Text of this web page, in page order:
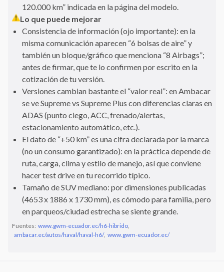
120.000 km” indicada en la página del modelo.
Lo que puede mejorar
Consistencia de información (ojo importante): en la
misma comunicación aparecen “6 bolsas de aire” y
también un bloque/gráfico que menciona “8 Airbags”;
antes de firmar, que te lo confirmen por escrito en la
cotización de tu versión.
Versiones cambian bastante el “valor real”: en Ambacar
se ve Supreme vs Supreme Plus con diferencias claras en
ADAS (punto ciego, ACC, frenado/alertas,
estacionamiento automático, etc.).
El dato de “+50 km” es una cifra declarada por la marca
(no un consumo garantizado): en la práctica depende de
ruta, carga, clima y estilo de manejo, así que conviene
hacer test drive en tu recorrido típico.
Tamaño de SUV mediano: por dimensiones publicadas
(4653 x 1886 x 1730 mm), es cómodo para familia, pero
en parqueos/ciudad estrecha se siente grande.
Fuentes: www.gwm-ecuador.ec/h6-hibrido,
ambacar.ec/autos/haval/haval-h6/, www.gwm-ecuador.ec/